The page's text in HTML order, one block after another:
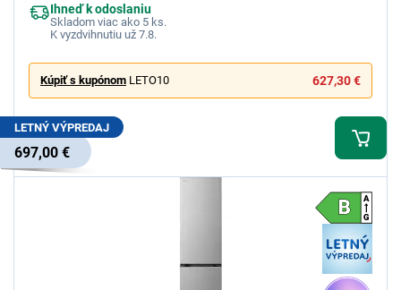
Ihneď k odoslaniu
Skladom viac ako 5 ks.
K vyzdvihnutiu už 7.8.
Kúpiť s kupónom LETO10 627,30 €
LETNÝ VÝPREDAJ
697,00 €